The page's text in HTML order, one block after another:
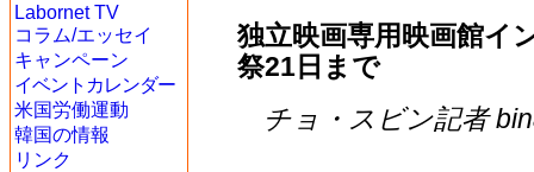
Labornet TV
コラム/エッセイ
キャンペーン
イベントカレンダー
米国労働運動
韓国の情報
リンク
独立映画専用映画館イ
祭21日まで
チョ・スビン記者